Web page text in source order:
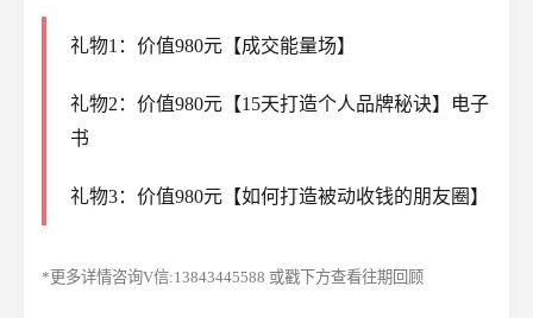
礼物1：价值980元【成交能量场】
礼物2：价值980元【15天打造个人品牌秘诀】电子
书
礼物3：价值980元【如何打造被动收钱的朋友圈】
*更多详情咨询V信:13843445588 或戳下方查看往期回顾